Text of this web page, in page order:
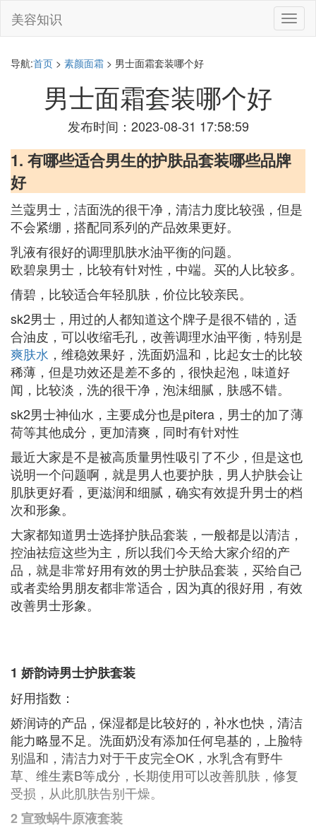
切
换
美容知识
导航:首页 > 素颜面霜 > 男士面霜套装哪个好
男士面霜套装哪个好
发布时间：2023-08-31 17:58:59
1. 有哪些适合男生的护肤品套装哪些品牌
好
兰蔻男士，洁面洗的很干净，清洁力度比较强，但是
不会紧绷，搭配同系列的产品效果更好。
乳液有很好的调理肌肤水油平衡的问题。
欧碧泉男士，比较有针对性，中端。买的人比较多。
倩碧，比较适合年轻肌肤，价位比较亲民。
sk2男士，用过的人都知道这个牌子是很不错的，适
合油皮，可以收缩毛孔，改善调理水油平衡，特别是
爽肤水 ，维稳效果好，洗面奶温和，比起女士的比较
稀薄，但是功效还是差不多的，很快起泡，味道好
闻，比较淡，洗的很干净，泡沫细腻，肤感不错。
sk2男士神仙水，主要成分也是pitera，男士的加了薄
荷等其他成分，更加清爽，同时有针对性
最近大家是不是被高质量男性吸引了不少，但是这也
说明一个问题啊，就是男人也要护肤，男人护肤会让
肌肤更好看，更滋润和细腻，确实有效提升男士的档
次和形象。
大家都知道男士选择护肤品套装，一般都是以清洁，
控油祛痘这些为主，所以我们今天给大家介绍的产
品，就是非常好用有效的男士护肤品套装，买给自己
或者卖给男朋友都非常适合，因为真的很好用，有效
改善男士形象。
1 娇韵诗男士护肤套装
好用指数：
娇润诗的产品，保湿都是比较好的，补水也快，清洁
能力略显不足。洗面奶没有添加任何皂基的，上脸特
别温和，清洁力对于干皮完全OK，水乳含有野牛
草、维生素B等成分，长期使用可以改善肌肤，修复
受损，从此肌肤告别干燥。
2 宣致蜗牛原液套装